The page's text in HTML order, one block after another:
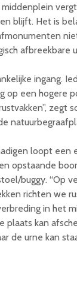
blijft. Het is
afbreekbare
ingang.
op een hogere
zegt
loopt een
opstaande
buggy. “Op
richten we
in het
plaats kan
de urne kan